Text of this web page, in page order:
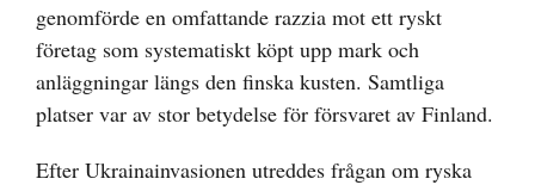
genomförde en omfattande razzia mot ett ryskt
företag som systematiskt köpt upp mark och
anläggningar längs den finska kusten. Samtliga
platser var av stor betydelse för försvaret av Finland.
Efter Ukrainainvasionen utreddes frågan om ryska